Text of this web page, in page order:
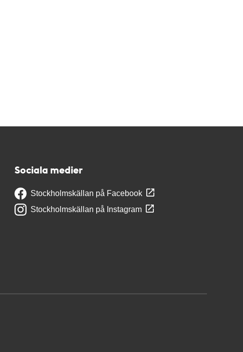
Sociala medier
Stockholmskällan på Facebook
Stockholmskällan på Instagram